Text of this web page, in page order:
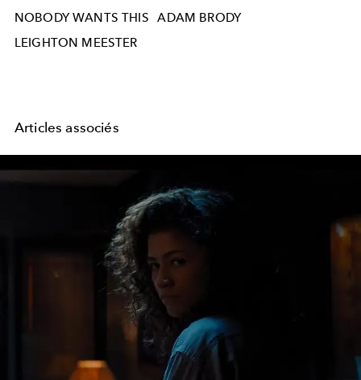
NOBODY WANTS THIS
ADAM BRODY
LEIGHTON MEESTER
Articles associés